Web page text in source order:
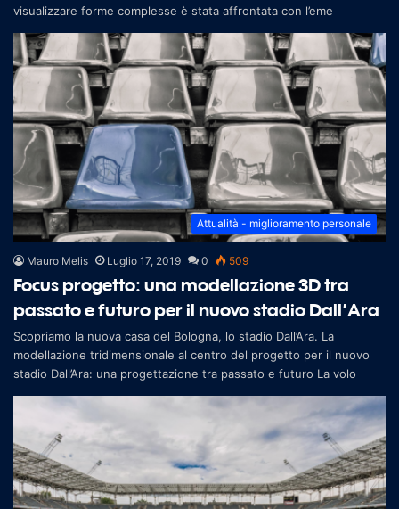
visualizzare forme complesse è stata affrontata con l’eme
Attualità - miglioramento personale
Mauro Melis Luglio 17, 2019 0 509
Focus progetto: una modellazione 3D tra
passato e futuro per il nuovo stadio Dall’Ara
Scopriamo la nuova casa del Bologna, lo stadio Dall’Ara. La
modellazione tridimensionale al centro del progetto per il nuovo
stadio Dall’Ara: una progettazione tra passato e futuro La volo